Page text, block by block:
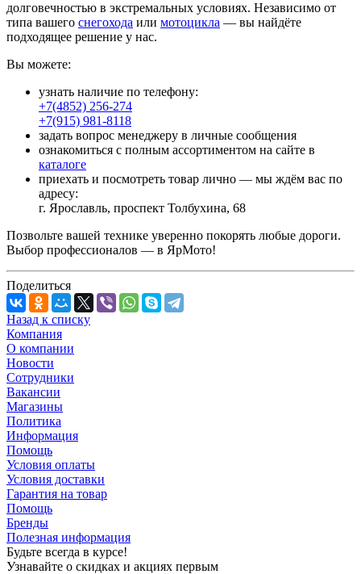
долговечностью в экстремальных условиях. Независимо от
типа вашего снегохода или мотоцикла — вы найдёте
подходящее решение у нас.
Вы можете:
узнать наличие по телефону:
+7(4852) 256-274
+7(915) 981-8118
задать вопрос менеджеру в личные сообщения
ознакомиться с полным ассортиментом на сайте в
каталоге
приехать и посмотреть товар лично — мы ждём вас по
адресу:
г. Ярославль, проспект Толбухина, 68
Позвольте вашей технике уверенно покорять любые дороги.
Выбор профессионалов — в ЯрМото!
Поделиться
Назад к списку
Компания
О компании
Новости
Сотрудники
Вакансии
Магазины
Политика
Информация
Помощь
Условия оплаты
Условия доставки
Гарантия на товар
Помощь
Бренды
Полезная информация
Будьте всегда в курсе!
Узнавайте о скидках и акциях первым